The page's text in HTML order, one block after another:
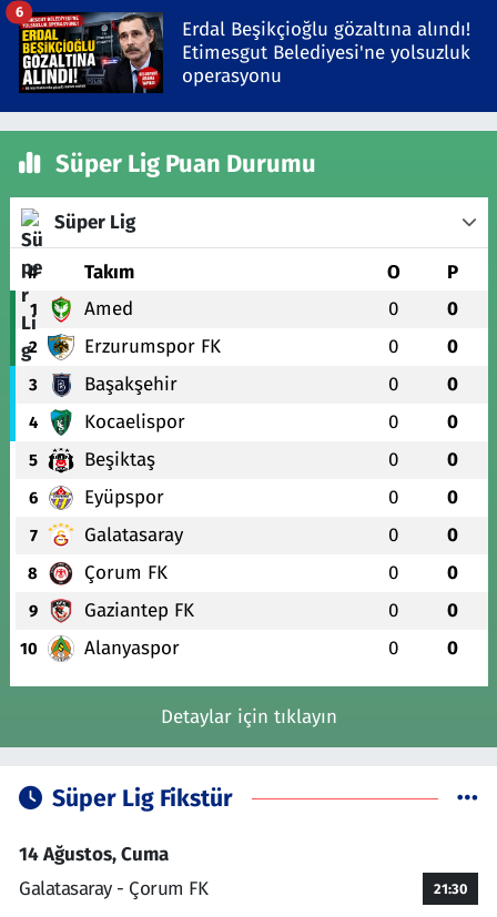
Erdal Beşikçioğlu gözaltına alındı!
Etimesgut Belediyesi'ne yolsuzluk
operasyonu
6
Süper Lig Puan Durumu
Süper Lig
# Takım O P
1 Amed 0 0
2 Erzurumspor FK 0 0
3 Başakşehir 0 0
4 Kocaelispor 0 0
5 Beşiktaş 0 0
6 Eyüpspor 0 0
7 Galatasaray 0 0
8 Çorum FK 0 0
9 Gaziantep FK 0 0
10 Alanyaspor 0 0
Detaylar için tıklayın
Süper Lig Fikstür
14 Ağustos, Cuma
Galatasaray - Çorum FK
21:30